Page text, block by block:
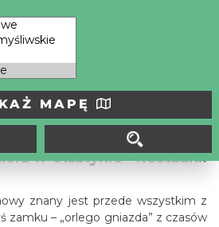
MAPĘ
standardzie.
Drewniany spichlerz w Olsztynie - Restauracja Spichlerz
znany jest przede wszystkim z
zamku – „orlego gniazda” z czasów